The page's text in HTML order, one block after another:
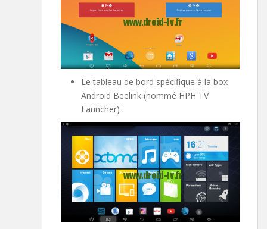
Le tableau de bord spécifique à la box
Android Beelink (nommé HPH TV
Launcher) :